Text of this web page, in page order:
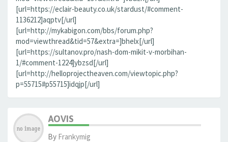
[url=https://eclair-beauty.co.uk/stardust/#comment-
1136212]aqptv[/url]
[url=http://mykabigon.com/bbs/forum.php?
mod=viewthread&tid=57&extra=]bhelx[/url]
[url=https://sultanov.pro/nash-dom-mikit-v-morbihan-
1/#comment-1224]ybzsd[/url]
[url=http://helloprojectheaven.com/viewtopic.php?
p=55715#p55715]idqjp[/url]
AOVIS
By Frankymig